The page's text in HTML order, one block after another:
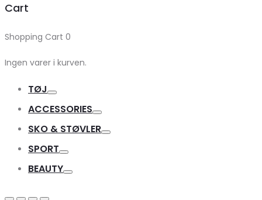
Cart
Shopping Cart 0
Ingen varer i kurven.
TØJ
ACCESSORIES
SKO & STØVLER
SPORT
BEAUTY